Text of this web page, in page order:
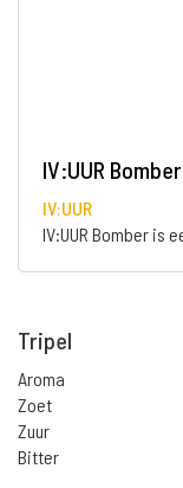
IV:UUR Bomber
IV:UUR
IV:UUR Bomber is
Tripel
Aroma
Zoet
Zuur
Bitter